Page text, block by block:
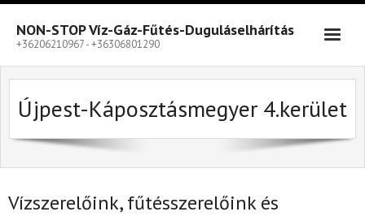
Skip
content
NON-STOP Víz-Gáz-Fűtés-Duguláselhárítás
+36206210967 - +36306801290
Újpest-Káposztásmegyer 4.kerület
Vízszerelőink, fűtésszerelőink és